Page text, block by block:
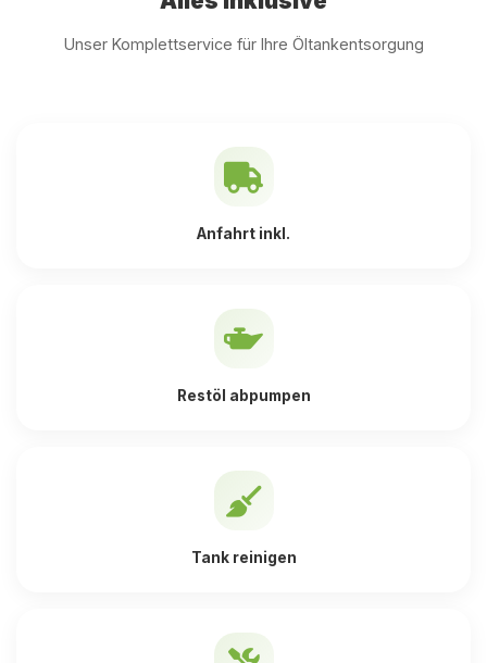
Unser Komplettservice für Ihre Öltankentsorgung
Anfahrt inkl.
Restöl abpumpen
Tank reinigen